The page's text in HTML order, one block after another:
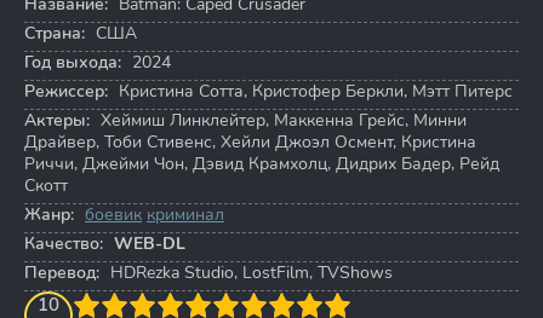
Страна: США
Год выхода: 2024
Режиссер: Кристина Сотта, Кристофер Беркли, Мэтт Питерс
Актеры: Хеймиш Линклейтер, Маккенна Грейс, Минни
Драйвер, Тоби Стивенс, Хейли Джоэл Осмент, Кристина
Риччи, Джейми Чон, Дэвид Крамхолц, Дидрих Бадер, Рейд
Скотт
Жанр: боевик криминал
Качество: WEB-DL
Перевод: HDRezka Studio, LostFilm, TVShows
10
4 5 6 7 8 9 10